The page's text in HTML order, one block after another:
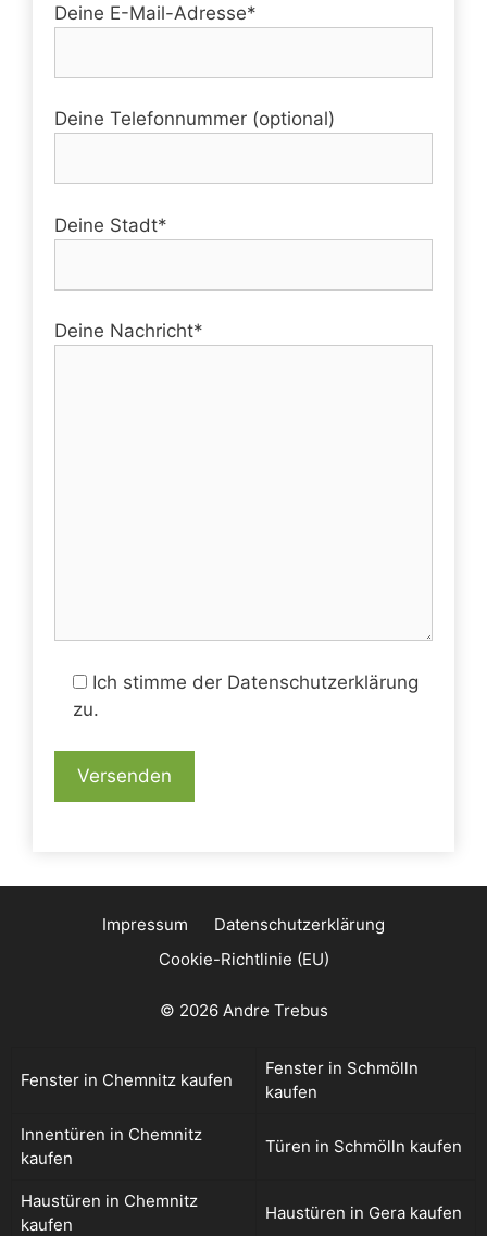
Deine E-Mail-Adresse*
Deine Telefonnummer (optional)
Deine Stadt*
Deine Nachricht*
Ich stimme der Datenschutzerklärung
zu.
Impressum
Datenschutzerklärung
Cookie-Richtlinie (EU)
© 2026 Andre Trebus
Fenster in Chemnitz kaufen
Fenster in Schmölln
kaufen
Innentüren in Chemnitz
kaufen
Türen in Schmölln kaufen
Haustüren in Chemnitz
kaufen
Haustüren in Gera kaufen